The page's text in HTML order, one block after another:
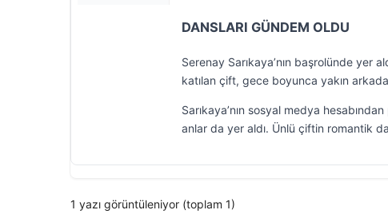
DANSLARI GÜNDEM OLDU
Serenay Sarıkaya’nın başrolünde yer
katılan çift, gece boyunca yakın
Sarıkaya’nın sosyal medya
anlar da yer aldı. Ünlü çiftin romantik
1 yazı görüntüleniyor (toplam 1)